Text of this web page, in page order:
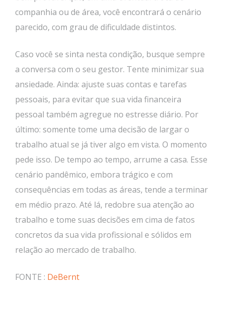
companhia ou de área, você encontrará o cenário
parecido, com grau de dificuldade distintos.
Caso você se sinta nesta condição, busque sempre
a conversa com o seu gestor. Tente minimizar sua
ansiedade. Ainda: ajuste suas contas e tarefas
pessoais, para evitar que sua vida financeira
pessoal também agregue no estresse diário. Por
último: somente tome uma decisão de largar o
trabalho atual se já tiver algo em vista. O momento
pede isso. De tempo ao tempo, arrume a casa. Esse
cenário pandêmico, embora trágico e com
consequências em todas as áreas, tende a terminar
em médio prazo. Até lá, redobre sua atenção ao
trabalho e tome suas decisões em cima de fatos
concretos da sua vida profissional e sólidos em
relação ao mercado de trabalho.
FONTE : DeBernt